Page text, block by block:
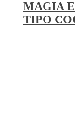
MAGIA
TIPO